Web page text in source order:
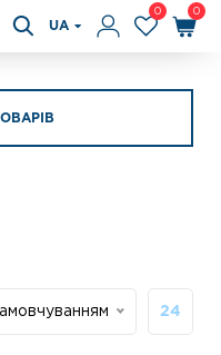
UA
0 0
24